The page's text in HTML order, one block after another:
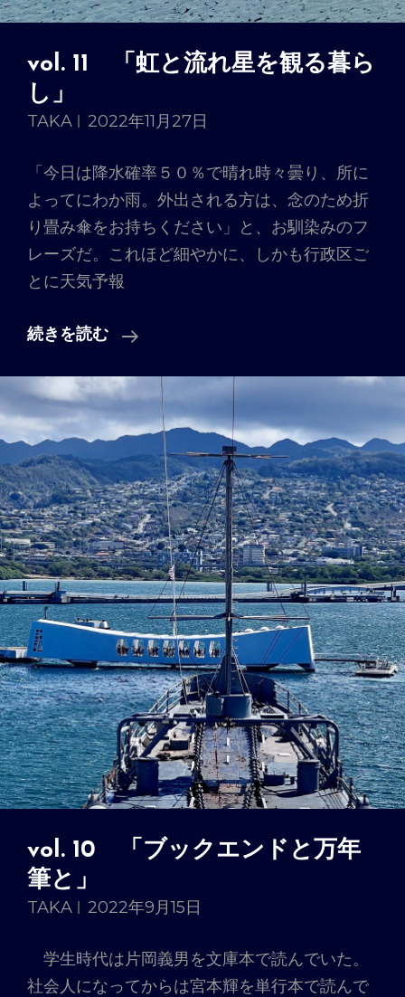
vol. 11 「虹と流れ星を観る暮ら
し」
TAKA 2022年11月27日
「今日は降水確率５０％で晴れ時々曇り、所に
よってにわか雨。外出される方は、念のため折
り畳み傘をお持ちください」と、お馴染みのフ
レーズだ。これほど細やかに、しかも行政区ご
とに天気予報
続きを読む
Vol.
「虹
と
れ
星
を
観
る
暮
ら
し」
vol. 10 「ブックエンドと万年
筆と」
TAKA 2022年9月15日
学生時代は片岡義男を文庫本で読んでいた。
社会人になってからは宮本輝を単行本で読んで